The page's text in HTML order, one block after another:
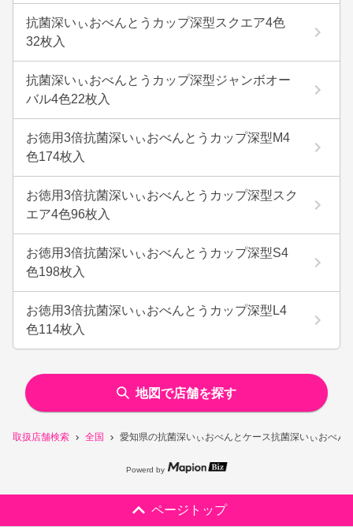
取扱店舗検索 全国 愛知県の抗菌深いぃおべんとケース抗菌深いぃおべ
抗菌深いぃおべんとうカップ深型スクエア4色
32枚入
抗菌深いぃおべんとうカップ深型ジャンボオー
バル4色22枚入
お徳用3倍抗菌深いぃおべんとうカップ深型M4
色174枚入
お徳用3倍抗菌深いぃおべんとうカップ深型スク
エア4色96枚入
お徳用3倍抗菌深いぃおべんとうカップ深型S4
色198枚入
お徳用3倍抗菌深いぃおべんとうカップ深型L4
色114枚入
地図で店舗を探す
Powerd by
ページトップ